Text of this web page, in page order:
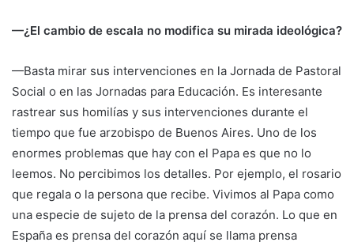
—¿El cambio de escala no modifica su mirada ideológica?
—Basta mirar sus intervenciones en la Jornada de Pastoral
Social o en las Jornadas para Educación. Es interesante
rastrear sus homilías y sus intervenciones durante el
tiempo que fue arzobispo de Buenos Aires. Uno de los
enormes problemas que hay con el Papa es que no lo
leemos. No percibimos los detalles. Por ejemplo, el rosario
que regala o la persona que recibe. Vivimos al Papa como
una especie de sujeto de la prensa del corazón. Lo que en
España es prensa del corazón aquí se llama prensa